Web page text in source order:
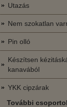
Utazás
Nem szokatlan
Pin olló
Készítsen
kanavából
YKK cipzárak
További